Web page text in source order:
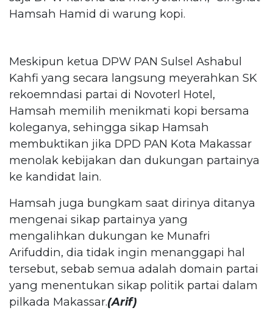
Hamsah Hamid di warung kopi.
Meskipun ketua DPW PAN Sulsel Ashabul
Kahfi yang secara langsung meyerahkan SK
rekoemndasi partai di Novoterl Hotel,
Hamsah memilih menikmati kopi bersama
koleganya, sehingga sikap Hamsah
membuktikan jika DPD PAN Kota Makassar
menolak kebijakan dan dukungan partainya
ke kandidat lain.
Hamsah juga bungkam saat dirinya ditanya
mengenai sikap partainya yang
mengalihkan dukungan ke Munafri
Arifuddin, dia tidak ingin menanggapi hal
tersebut, sebab semua adalah domain partai
yang menentukan sikap politik partai dalam
pilkada Makassar.(Arif)